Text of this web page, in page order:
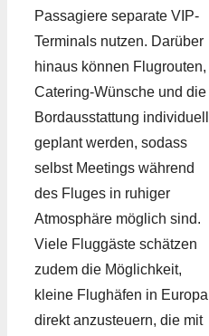
Passagiere separate VIP-
Terminals nutzen. Darüber
hinaus können Flugrouten,
Catering-Wünsche und die
Bordausstattung individuell
geplant werden, sodass
selbst Meetings während
des Fluges in ruhiger
Atmosphäre möglich sind.
Viele Fluggäste schätzen
zudem die Möglichkeit,
kleine Flughäfen in Europa
direkt anzusteuern, die mit